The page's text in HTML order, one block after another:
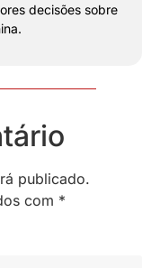
decisões sobre
publicado.
com *